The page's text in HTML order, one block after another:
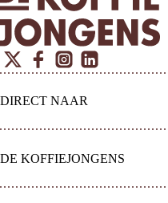
Twitter FacebookInstagramLinkedin
DIRECT NAAR
DE KOFFIEJONGENS